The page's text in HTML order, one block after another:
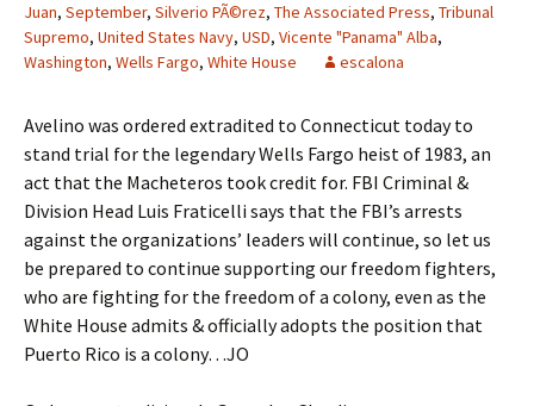
Juan, September, Silverio PÃ©rez, The Associated Press, Tribunal
Supremo, United States Navy, USD, Vicente "Panama" Alba,
Washington, Wells Fargo, White House escalona
Avelino was ordered extradited to Connecticut today to
stand trial for the legendary Wells Fargo heist of 1983, an
act that the Macheteros took credit for. FBI Criminal &
Division Head Luis Fraticelli says that the FBI’s arrests
against the organizations’ leaders will continue, so let us
be prepared to continue supporting our freedom fighters,
who are fighting for the freedom of a colony, even as the
White House admits & officially adopts the position that
Puerto Rico is a colony…JO